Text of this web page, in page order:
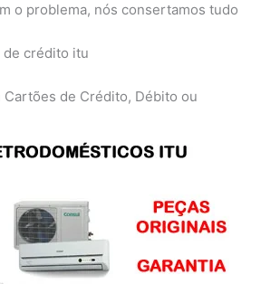
o problema, nós consertamos tudo
de Crédito, Débito ou